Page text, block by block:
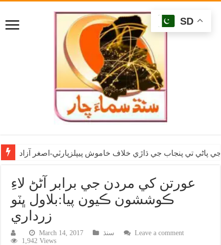
پاڻي تي پنجاب جي ڌاڙي خلاف خاموش پيپلزپارٽي-اصغر آزاد
عورتن کي مردن جي برابر آڻڻ لاءِ
ڪوششون ڪيون پيا:بلاول ڀٽو
زرداري
March 14, 2017 سنڌ
Leave a comment
1,942 Views
SD